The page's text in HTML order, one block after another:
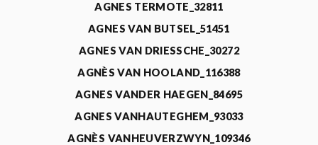
AGNES TERMOTE_32811
AGNES VAN BUTSEL_51451
AGNES VAN DRIESSCHE_30272
AGNÈS VAN HOOLAND_116388
AGNES VANDER HAEGEN_84695
AGNES VANHAUTEGHEM_93033
AGNÈS VANHEUVERZWYN_109346